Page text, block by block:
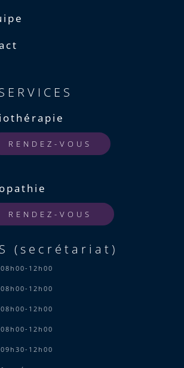
RENDEZ-VOUS
RENDEZ-VOUS
(secrétariat)
08h00-12h00
08h00-12h00
08h00-12h00
08h00-12h00
09h30-12h00